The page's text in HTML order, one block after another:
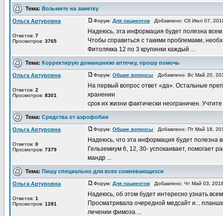
Тема: Возьмите на заметку
Ольга Артуровна
Ответов: 7
Просмотров: 3765
Форум: Для пациентов Добавлено: Сб Июл 07,
Надеюсь, эта информация будет полезна
Чтобы справиться с такими проблемами,
Фитолякка 12 по 3 крупинки каждый ...
Тема: Корректирую доманшнюю аптечку, прошу помочь
Ольга Артуровна
Ответов: 2
Просмотров: 8301
Форум: Общие вопросы Добавлено: Вс Май 20,
На первый вопрос ответ «да». Остальные
хранении
срок их жизни фактически неограничен. Учтите
Тема: Средства от аэрофобии
Ольга Артуровна
Ответов: 0
Просмотров: 7379
Форум: Общие вопросы Добавлено: Пт Май 18,
Надеюсь, что эта информация будет полезна
Гельземиум 6, 12, 30- успокаивает, помогает
мандр ...
Тема: Пишу специально для всех сомневающихся
Ольга Артуровна
Ответов: 1
Просмотров: 1281
Форум: Для пациентов Добавлено: Чт Май 03,
Надеюсь, об этом будет интересно узнать
Просматривала очередной медсайт и...
лечении фимоза ...